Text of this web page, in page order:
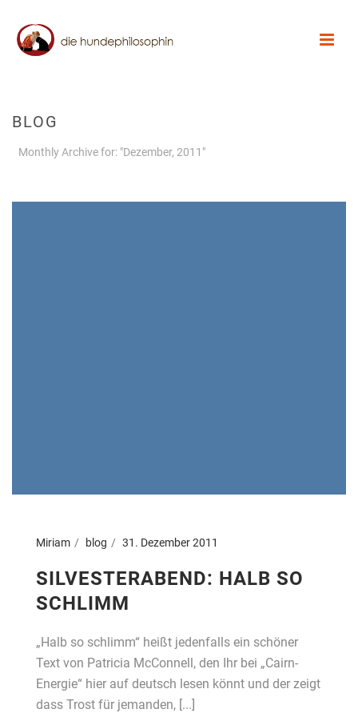
BLOG
Monthly Archive for: "Dezember, 2011"
Miriam blog 31. Dezember 2011
SILVESTERABEND: HALB SO
SCHLIMM
„Halb so schlimm“ heißt jedenfalls ein schöner
Text von Patricia McConnell, den Ihr bei „Cairn-
Energie“ hier auf deutsch lesen könnt und der zeigt
dass Trost für jemanden, [...]